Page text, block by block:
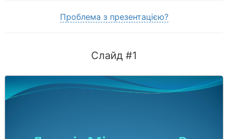
Проблема з презентацією?
Слайд #1